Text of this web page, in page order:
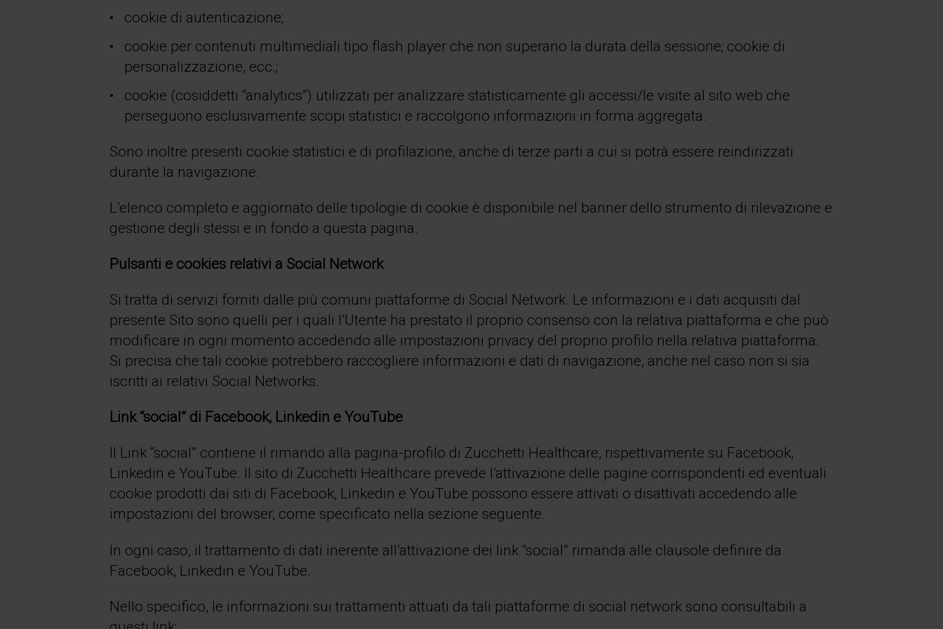
cookie di autenticazione;
cookie per contenuti multimediali tipo flash player che non superano la durata della sessione; cookie di
personalizzazione, ecc.;
cookie (cosiddetti “analytics”) utilizzati per analizzare statisticamente gli accessi/le visite al sito web che
perseguono esclusivamente scopi statistici e raccolgono informazioni in forma aggregata.
Sono inoltre presenti cookie statistici e di profilazione, anche di terze parti a cui si potrà essere reindirizzati
durante la navigazione.
L’elenco completo e aggiornato delle tipologie di cookie è disponibile nel banner dello strumento di rilevazione e
gestione degli stessi e in fondo a questa pagina.
Pulsanti e cookies relativi a Social Network
Si tratta di servizi forniti dalle più comuni piattaforme di Social Network. Le informazioni e i dati acquisiti dal
presente Sito sono quelli per i quali l’Utente ha prestato il proprio consenso con la relativa piattaforma e che può
modificare in ogni momento accedendo alle impostazioni privacy del proprio profilo nella relativa piattaforma.
Si precisa che tali cookie potrebbero raccogliere informazioni e dati di navigazione, anche nel caso non si sia
iscritti ai relativi Social Networks.
Link “social” di Facebook, Linkedin e YouTube
Il Link “social” contiene il rimando alla pagina-profilo di Zucchetti Healthcare, rispettivamente su Facebook,
Linkedin e YouTube. Il sito di Zucchetti Healthcare prevede l’attivazione delle pagine corrispondenti ed eventuali
cookie prodotti dai siti di Facebook, Linkedin e YouTube possono essere attivati o disattivati accedendo alle
impostazioni del browser, come specificato nella sezione seguente.
In ogni caso, il trattamento di dati inerente all’attivazione dei link “social” rimanda alle clausole definire da
Facebook, Linkedin e YouTube.
Nello specifico, le informazioni sui trattamenti attuati da tali piattaforme di social network sono consultabili a